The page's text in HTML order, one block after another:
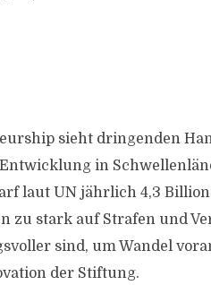
sieht dringenden
in
laut UN jährlich 4,3
zu stark auf Strafen und
sind, um Wandel
der Stiftung.